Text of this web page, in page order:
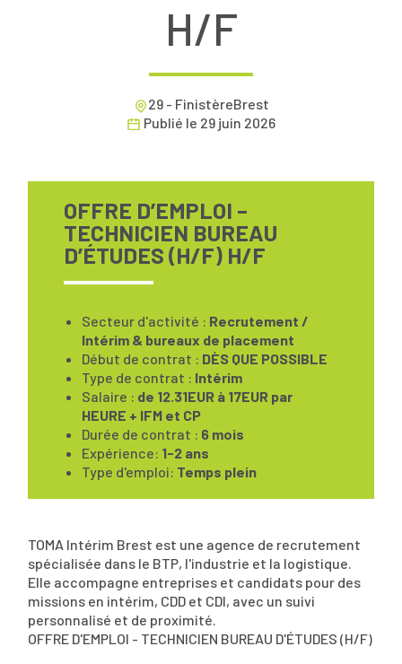
H/F
29 - FinistèreBrest
Publié le 29 juin 2026
OFFRE D’EMPLOI –
TECHNICIEN BUREAU
D’ÉTUDES (H/F) H/F
Secteur d'activité : Recrutement /
Intérim & bureaux de placement
Début de contrat : DÈS QUE POSSIBLE
Type de contrat : Intérim
Salaire : de 12.31EUR à 17EUR par
HEURE + IFM et CP
Durée de contrat : 6 mois
Expérience: 1-2 ans
Type d'emploi: Temps plein
TOMA Intérim Brest est une agence de recrutement
spécialisée dans le BTP, l'industrie et la logistique.
Elle accompagne entreprises et candidats pour des
missions en intérim, CDD et CDI, avec un suivi
personnalisé et de proximité.
OFFRE D'EMPLOI - TECHNICIEN BUREAU D'ÉTUDES (H/F)